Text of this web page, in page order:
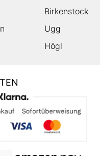
Birkenstock
Ugg
Högl